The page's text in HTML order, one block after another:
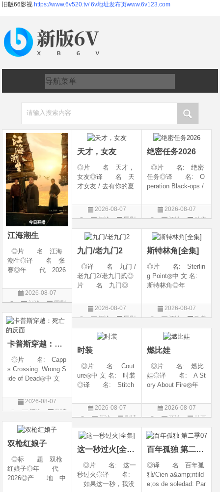
旧版66影视 https://www.6v520.tv/ 6v地址发布页www.6v123.com
请输入搜索内容
江海潮生
◎片 名 江海
潮生◎译 名 张
謇◎年 代 2026
陆◎类 别 传记
/ 历史 / 古装◎语
上映日期 2026-07-
20(中国大陆)◎
2026-08-07
评论
国剧
天才，女友
◎片 名 天才，
女友◎译 名 天
才女友 / 去有你的夏
年 代 2026◎
产 地 中国大陆
爱情◎语 言 汉
语普通话◎上映日期
2026-08-07
评论
国剧
绝密任务2026
◎片 名: 绝密
任务◎译 名: O
peration Black-ops /
&amp;middot;绝密任
务◎年 代: 202
大陆◎类 别:
动作 / 战争 / 犯
2026-08-07
评论
动作
片
九门/老九门2
◎译 名 九门 /
老九门2/老九门贰◎
片 名 九门◎
产 地 中国大陆
◎类 别 剧情 /
言 汉语普通话◎上
映日期 2026-07
2026-08-07
评论
国剧
斯特林角[全集]
◎片 名: Sterlin
g Point◎中 文 名:
斯特林角◎年
地: 美国◎类
别: 剧情◎语
期: 2026-08-05(美
国)◎IMDb评分: 6
2026-08-07
评论
欧美
剧
卡普斯穿越：死亡的反面
◎片 名: Capp
s Crossing: Wrong S
ide of Dead◎中 文
死亡的反面◎年
代: 2026◎产
别: 剧情 / 悬疑 / 惊
悚 / 犯罪◎语
2026-08-07
评论
剧情
片
时装
◎片 名: Cout
ure◎中 文 名: 时装
◎译 名: Stitch
(台)◎年 代: 20
25◎产 地: 法
剧情◎语 言:
法语 /
2026-08-07
评论
剧情
片
燃比娃
◎片 名: 燃比
娃◎译 名: A St
ory About Fire◎年
地: 中国大陆◎
类 别: 动画 / 奇
汉语普通话◎上映
日期: 202
2026-08-07
评论
动画
片
双枪红娘子
◎标 题 双枪
红娘子◎年 代
2026◎产 地 中
这一秒过火[全集]
◎片 名: 这一
秒过火◎译 名:
如果这一秒，我没
百年孤独 第二季07
◎译 名 百年孤
独/Cien a&amp;ntild
e;os de soledad: Par